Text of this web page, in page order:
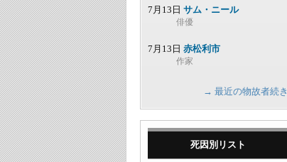
7月13日 サム・ニール
俳優
7月13日 赤松利市
作家
→ 最近の物故者続き
死因別リスト